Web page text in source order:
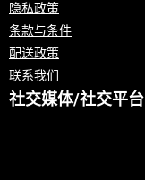
隐私政策
条款与条件
配送政策
联系我们
社交媒体/社交平台